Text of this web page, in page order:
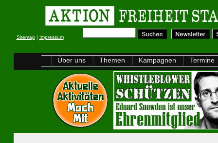
Sitemap| Impressum
Über uns Themen Kampagnen Termine